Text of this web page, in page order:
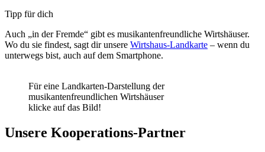
Tipp für dich
Auch „in der Fremde“ gibt es musikantenfreundliche Wirtshäuser.
Wo du sie findest, sagt dir unsere Wirtshaus-Landkarte – wenn du
unterwegs bist, auch auf dem Smartphone.
Für eine Landkarten-Darstellung der
musikantenfreundlichen Wirtshäuser
klicke auf das Bild!
Unsere Kooperations-Partner